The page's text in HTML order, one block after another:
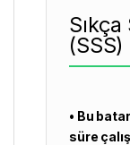
(SSS)
• Bu
süre